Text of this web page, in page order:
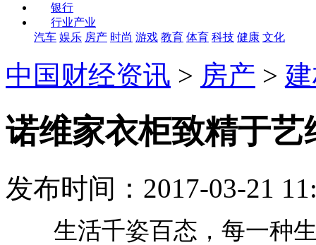
银行
行业产业
汽车 娱乐 房产 时尚 游戏 教育 体育 科技 健康 文化
中国财经资讯 > 房产 >
诺维家衣柜致精于
发布时间：2017-03-21
生活千姿百态，每一种生